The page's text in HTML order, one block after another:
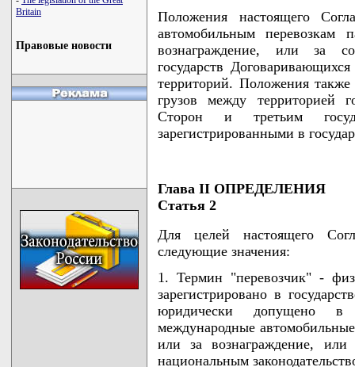
Britain
Правовые новости
Положения настоящего
автомобильным
вознаграждение, или за
государств
территорий. Положения
грузов между территорией
Сторон и третьим
зарегистрированными в
Глава II ОПРЕДЕЛЕНИЯ
Статья 2
Для целей настоящего
следующие значения:
1. Термин "перевозчик" -
зарегистрировано в
юридически допущено в
международные
или за вознаграждение,
национальным